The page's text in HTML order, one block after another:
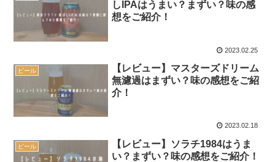
しIPAはうまい？まずい？味の感
想をご紹介！
2023.02.25
ビール
【レビュー】マスターズドリーム
無濾過はまずい？味の感想をご紹
介！
2023.02.18
ビール
【レビュー】ソラチ1984はうま
い？まずい？味の感想をご紹介！